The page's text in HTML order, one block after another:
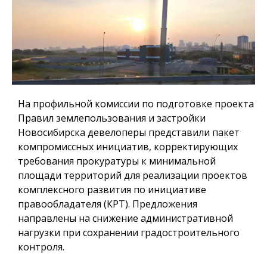
На профильной комиссии по подготовке проекта
Правил землепользования и застройки
Новосибирска девелоперы представили пакет
компромиссных инициатив, корректирующих
требования прокуратуры к минимальной
площади территорий для реализации проектов
комплексного развития по инициативе
правообладателя (КРТ). Предложения
направлены на снижение административной
нагрузки при сохранении градостроительного
контроля.